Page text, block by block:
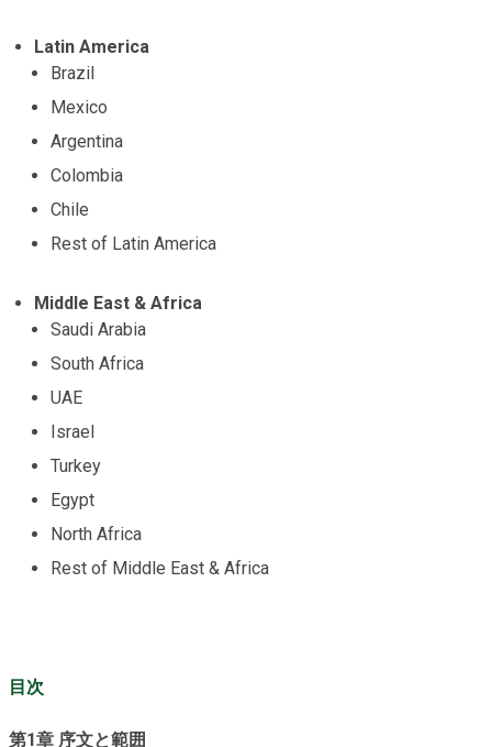
Latin America
Brazil
Mexico
Argentina
Colombia
Chile
Rest of Latin America
Middle East & Africa
Saudi Arabia
South Africa
UAE
Israel
Turkey
Egypt
North Africa
Rest of Middle East & Africa
目次
第1章 序文と範囲